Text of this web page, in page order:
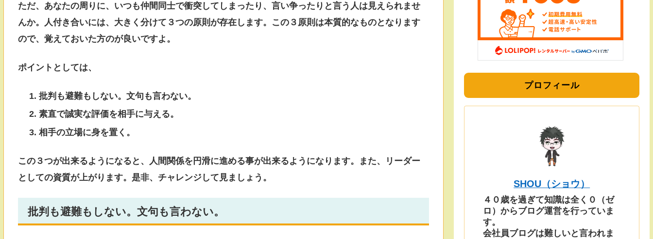
ただ、あなたの周りに、いつも仲間同士で衝突してしまったり、言い争ったりと言う人は見えられませ
んか。人付き合いには、大きく分けて３つの原則が存在します。この３原則は本質的なものとなります
ので、覚えておいた方のが良いですよ。
ポイントとしては、
批判も避難もしない。文句も言わない。
素直で誠実な評価を相手に与える。
相手の立場に身を置く。
この３つが出来るようになると、人間関係を円滑に進める事が出来るようになります。また、リーダー
としての資質が上がります。是非、チャレンジして見ましょう。
批判も避難もしない。文句も言わない。
プロフィール
SHOU（ショウ）
４０歳を過ぎて知識は全く０（ゼ
ロ）からブログ運営を行っていま
す。
会社員ブログは難しいと言われま